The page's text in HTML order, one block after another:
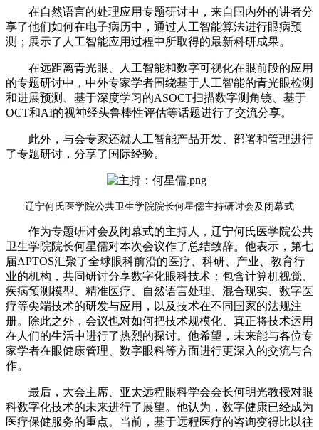
在自然语言的处理应用专题研讨中，来自国内外的讲者分
享了他们如何在电子病历中，通过人工智能算法进行眼病预
测；展示了人工智能应用过程中所取得的最新科研成果。
在远距离青光眼、人工智能和数字可视化在眼前段的应用
的专题研讨中，中外专家学者围绕基于人工智能的青光眼检测
和进展预测、基于深度学习的ASOCT扫描数字测角镜、基于
OCT和AI的视神经头鲁棒性评估等话题进行了交流分享。
此外，与会专家还就人工智能产品开发、部署和管理进行
了专题研讨，分享了国际经验。
辽宁何氏医学院公共卫生学院院长何星儒主持研讨会及闭幕式
作为专题研讨会及闭幕式的主持人，辽宁何氏医学院公共
卫生学院院长何星儒对本次会议作了总结致辞。他表示，第七
届APTOS汇聚了全球眼科前沿的医疗、科研、产业、教育行
业的机构，共同研讨分享数字化眼科技术：包含计算机视觉、
疾病预测模型、精准医疗、自然语言处理、混合现实、数字医
疗等尖端技术的研发与应用，以及技术在不同国家的法规注
册。除此之外，会议也对如何把技术规模化、真正将技术运用
在人们的生活中进行了热烈的探讨。他希望，未来能与各位专
家学者在眼健康管理、数字眼科等方面进行更深入的交流与合
作。
最后，大会主席、亚太远程眼科学会会长何明光教授对眼
科数字化技术的未来进行了展望。他认为，数字健康已经成为
医疗保健服务的重点。当前，基于远程医疗的咨询变得比以往